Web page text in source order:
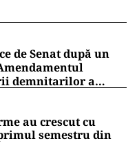
de Senat după un
demnitarilor a
au crescut cu
semestru din